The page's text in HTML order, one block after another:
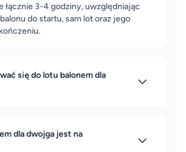
łącznie 3-4 godziny, uwzględniając
do startu, sam lot oraz jego
się do lotu balonem dla
dla dwojga jest na